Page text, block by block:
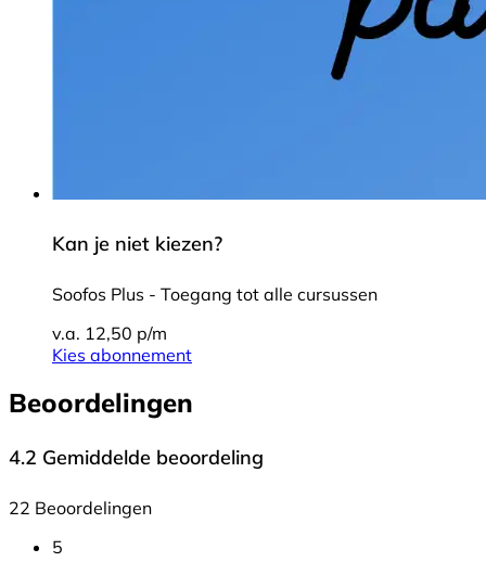
Kan je niet kiezen?
Soofos Plus - Toegang tot alle cursussen
v.a. 12,50 p/m
Kies abonnement
Beoordelingen
4.2 Gemiddelde beoordeling
22 Beoordelingen
5